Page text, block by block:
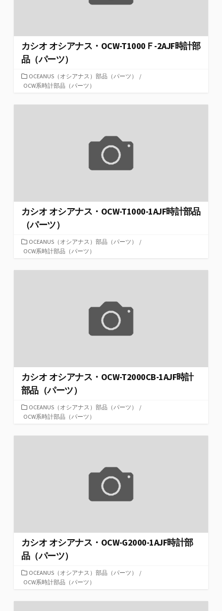
カシオ オシアナス・OCW-T1000Ｆ-2AJF時計部
品（パーツ）
カ
テ
リ
OCEANUS（オシアナス）部品（パーツ）
/
OCW系時計部品（パーツ）
カシオ オシアナス・OCW-T1000-1AJF時計部品
（パーツ）
カ
テ
リ
OCEANUS（オシアナス）部品（パーツ）
/
OCW系時計部品（パーツ）
カシオ オシアナス・OCW-T2000CB-1AJF時計
部品（パーツ）
カ
テ
リ
OCEANUS（オシアナス）部品（パーツ）
/
OCW系時計部品（パーツ）
カシオ オシアナス・OCW-G2000-1AJF時計部
品（パーツ）
カ
テ
リ
OCEANUS（オシアナス）部品（パーツ）
/
OCW系時計部品（パーツ）